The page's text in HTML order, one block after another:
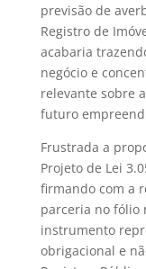
previsão de
Registro de
acabaria
negócio e
relevante sobre
futuro
Frustrada a
Projeto de Lei
firmando com a
parceria no fólio
instrumento
obrigacional e